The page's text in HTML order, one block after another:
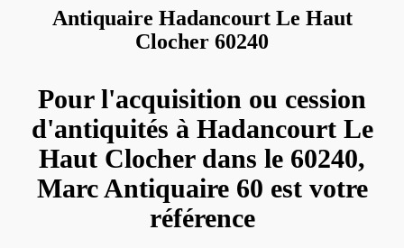
Antiquaire Hadancourt Le Haut
Clocher 60240
Pour l'acquisition ou cession
d'antiquités à Hadancourt Le
Haut Clocher dans le 60240,
Marc Antiquaire 60 est votre
référence